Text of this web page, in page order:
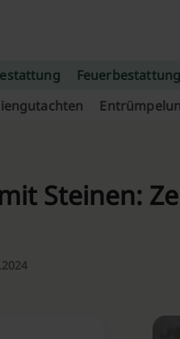
Feuerbestattung
Steinen: